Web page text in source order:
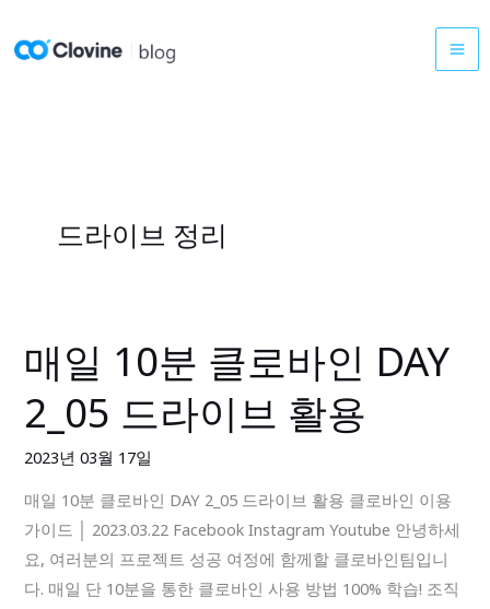
텐
드라이브 정리
매일 10분 클로바인 DAY
2_05 드라이브 활용
2023년 03월 17일
매일 10분 클로바인 DAY 2_05 드라이브 활용 클로바인 이용
가이드 │ 2023.03.22 Facebook Instagram Youtube 안녕하세
요, 여러분의 프로젝트 성공 여정에 함께할 클로바인팀입니
다. 매일 단 10분을 통한 클로바인 사용 방법 100% 학습! 조직
매
일
10
클
로
바
인
DAY